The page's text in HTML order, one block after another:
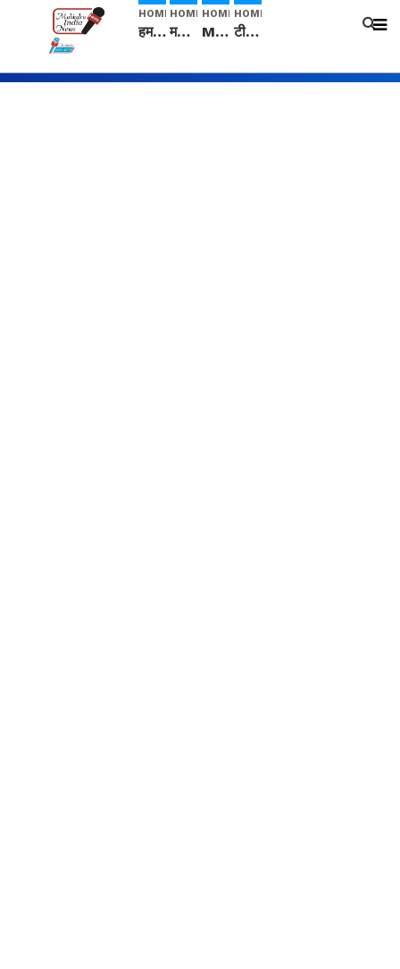
HOME
हम सनातनी..." सांसद kangana Ranaut से क्या बोली लड़की? Viral Jantar-Mantar | CJP protest
HOME
मनीषा हत्याकांड: हत्या, आत्महत्या या कोई बड़ा राज? | Full Story | Josh Haryana
HOME
Mangalsutra: हिंदू धर्म में शादी के बाद मंगलसूत्र क्यों पहनती है महिलाएं, किसने शुरु की ये परंपरा
HOME
टीम बीकेई ने एग्रीकल्चर ग्रेड की यूरिया खाद गट्टों में बदलकर टेक्निकल ग्रेड में बेचने वालों पर करवाई कार्रवाई: लखविंदर सिंह औलख